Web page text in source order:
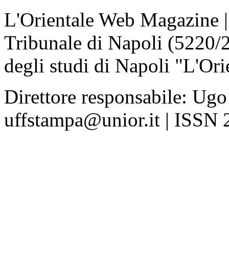
L'Orientale Web Magazine
Tribunale di Napoli
degli studi di Napoli
Direttore responsabile:
uffstampa@unior.it | ISSN